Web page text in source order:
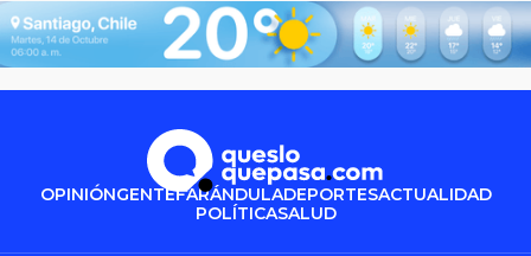
OPINIÓNGENTEFARÁNDULADEPORTESACTUALIDAD
POLÍTICASALUD